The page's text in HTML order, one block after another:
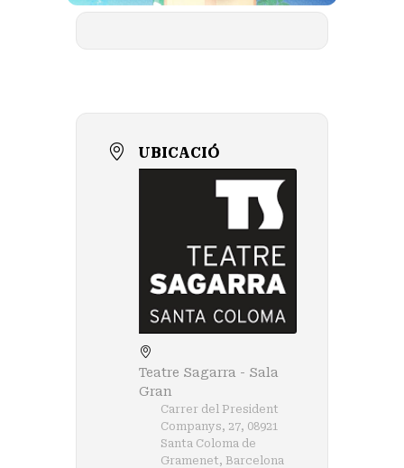
UBICACIÓ
Teatre Sagarra - Sala
Gran
Carrer del President
Companys, 27, 08921
Santa Coloma de
Gramenet, Barcelona